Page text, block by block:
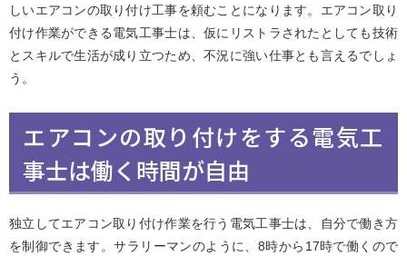
しいエアコンの取り付け工事を頼むことになります。エアコン取り
付け作業ができる電気工事士は、仮にリストラされたとしても技術
とスキルで生活が成り立つため、不況に強い仕事とも言えるでしょ
う。
エアコンの取り付けをする電気工
事士は働く時間が自由
独立してエアコン取り付け作業を行う電気工事士は、自分で働き方
を制御できます。サラリーマンのように、8時から17時で働くので